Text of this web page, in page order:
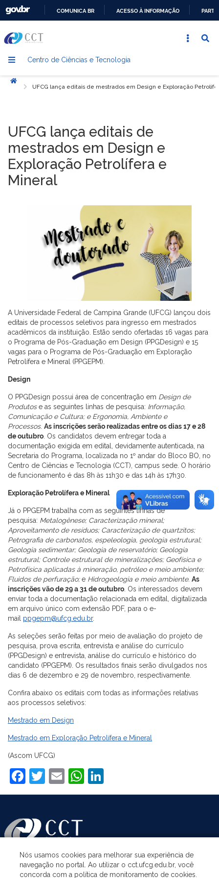
CONTEÚDO
COMUNICA BR ACESSO À INFORMAÇÃO
Centro de Ciências e Tecnologia
Início
UFCG lança editais de mestrados em Design e Exploração
UFCG lança editais de
mestrados em Design e
Exploração Petrolífera e
Mineral
A Universidade Federal de Campina Grande (UFCG) lançou dois
editais de processos seletivos para ingresso em mestrados
acadêmicos da instituição. Estão sendo ofertadas 16 vagas para
o Programa de Pós-Graduação em Design (PPGDesign) e 15
vagas para o Programa de Pós-Graduação em Exploração
Petrolífera e Mineral (PPGEPM).
Design
O PPGDesign possui área de concentração em Design de
Produtose as seguintes linhas de pesquisa: Informação,
Comunicação e Cultura; e Ergonomia, Ambiente e
Processos. As inscrições serão realizadas entre os dias 17 e 28
de outubro . Os candidatos devem entregar toda a
documentação exigida em edital, devidamente autenticada, na
Secretaria do Programa, localizada no 1º andar do Bloco BO, no
Centro de Ciências e Tecnologia (CCT), campus sede. O horário
de funcionamento é das 8h às 11h30 e das 14h às 17h30.
Exploração Petrolífera e Mineral
Já o PPGEPM trabalha com as seguintes linhas de
pesquisa: Metalogênese; Caracterização mineral;
Aproveitamento de resíduos; Caracterização de quartzitos;
Petrografia de carbonatos, espeleologia, geologia estrutural;
Geologia sedimentar; Geologia de reservatório; Geologia
estrutural; Controle estrutural de mineralizações; Geofísica e
Petrofísica aplicadas à mineração, petróleo e meio ambiente;
Fluidos de perfuração;e Hidrogeologia e meio ambiente. As
inscriçõesvão de 29 a 31 de outubro . Os interessados devem
enviar toda a documentação relacionada em edital, digitalizada
em arquivo único com extensão PDF, para o e-
mail ppgepm@ufcg.edu.br.
As seleções serão feitas por meio de avaliação do projeto de
pesquisa, prova escrita, entrevista e análise do currículo
(PPGDesign) e entrevista, análise do currículo e histórico do
candidato (PPGEPM). Os resultados finais serão divulgados nos
dias 6 de dezembro e 29 de novembro, respectivamente.
Confira abaixo os editais com todas as informações relativas
aos processos seletivos:
Mestrado em Design
Mestrado em Exploração Petrolífera e Mineral
(Ascom UFCG)
Facebook
Twitter
EmailWhatsApp
ASSUNTOS
Nós usamos cookies para melhorar sua experiência de
navegação no portal. Ao utilizar o cct.ufcg.edu.br, você
concorda com a política de monitoramento de cookies.